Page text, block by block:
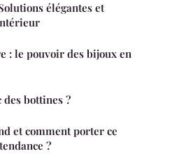
élégantes et
: le pouvoir des bijoux en
bottines ?
et comment porter ce
?